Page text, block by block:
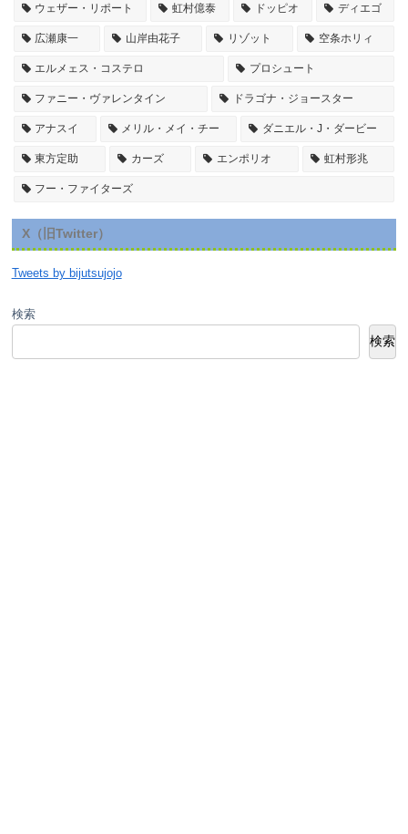
ウェザー・リポート 虹村億泰 ドッピオ ディエゴ
広瀬康一 山岸由花子 リゾット 空条ホリィ
エルメェス・コステロ プロシュート
ファニー・ヴァレンタイン ドラゴナ・ジョースター
アナスイ メリル・メイ・チー ダニエル・J・ダービー
東方定助 カーズ エンポリオ 虹村形兆
フー・ファイターズ
X（旧Twitter）
Tweets by bijutsujojo
検索
検索